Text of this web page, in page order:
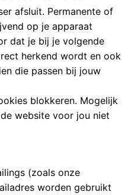
afsluit. Permanente of
op je apparaat
dat je bij je volgende
herkend wordt en ook
die passen bij jouw
blokkeren. Mogelijk
website voor jou niet
(zoals onze
worden gebruikt